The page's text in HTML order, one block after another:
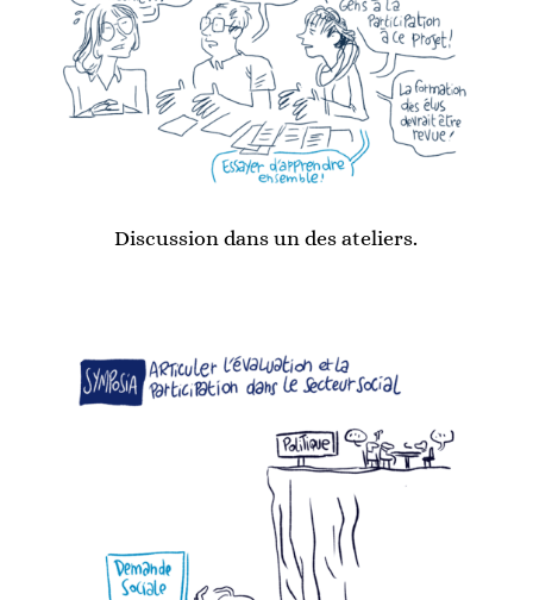
Discussion dans un des ateliers.